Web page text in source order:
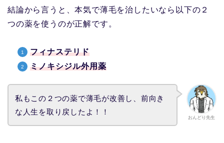
結論から言うと、本気で薄毛を治したいなら以下の２
つの薬を使うのが正解です。
フィナステリド
ミノキシジル外用薬
おんどり先生
私もこの２つの薬で薄毛が改善し、前向き
な人生を取り戻したよ！！